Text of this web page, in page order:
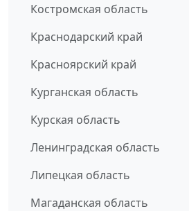
Костромская область
Краснодарский край
Красноярский край
Курганская область
Курская область
Ленинградская область
Липецкая область
Магаданская область